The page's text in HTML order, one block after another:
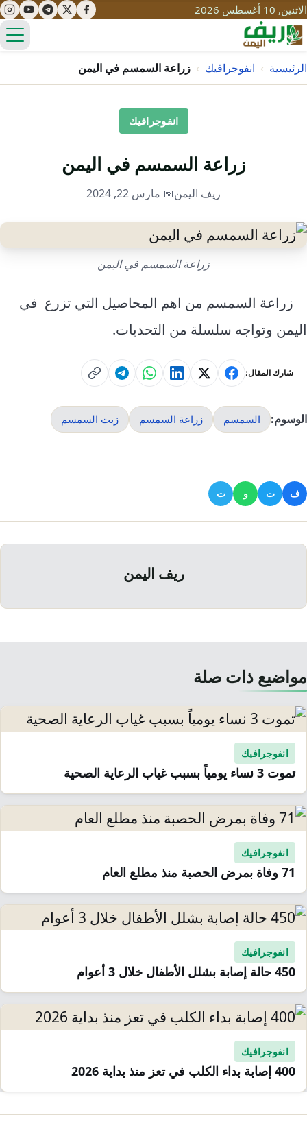
الاثنين, 10 أغسطس 2026
قصص نجاح
ثقافة
محميات
تحديات
إرشاد زراعي
قضايا
معيشة
قصة
تقارير صور
فيديو
الرئيسية › انفوجرافيك › زراعة السمسم في اليمن
انفوجرافيك
زراعة السمسم في اليمن
ريف اليمن📅 مارس 22, 2024
زراعة السمسم في اليمن
زراعة السمسم من اهم المحاصيل التي تزرع في
اليمن وتواجه سلسلة من التحديات.
شارك المقال:
الوسوم: السمسم زراعة السمسم زيت السمسم
ف ت و ت
ريف اليمن
مواضيع ذات صلة
انفوجرافيك
تموت 3 نساء يومياً بسبب غياب الرعاية الصحية
انفوجرافيك
71 وفاة بمرض الحصبة منذ مطلع العام
انفوجرافيك
450 حالة إصابة بشلل الأطفال خلال 3 أعوام
انفوجرافيك
400 إصابة بداء الكلب في تعز منذ بداية 2026